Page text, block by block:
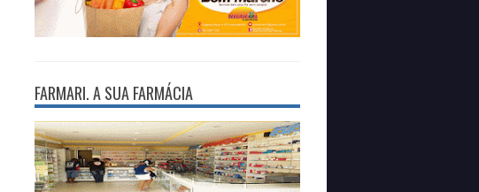
FARMARI. A SUA FARMÁCIA